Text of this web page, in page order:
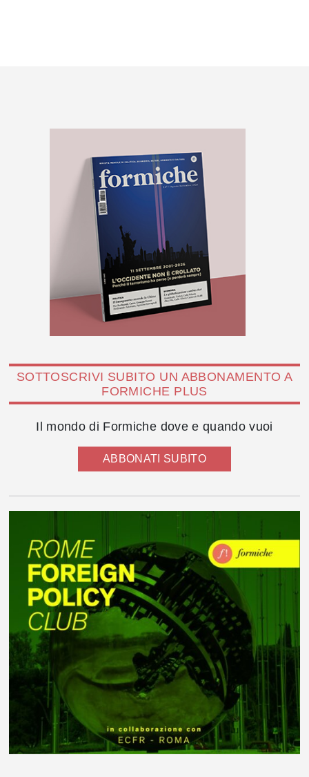
SOTTOSCRIVI SUBITO UN ABBONAMENTO A
FORMICHE PLUS
Il mondo di Formiche dove e quando vuoi
ABBONATI SUBITO